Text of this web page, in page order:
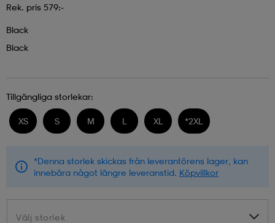
Rek. pris 579:-
Black
Black
Tillgängliga storlekar:
XS S M L XL *2XL
*Denna storlek skickas från leverantörens lager, kan
innebära något längre leveranstid. Köpvillkor
Välj storlek
Välj storlek